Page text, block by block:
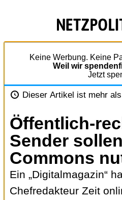
springen
Keine Werbung. Keine
Weil wir
Jetzt
Dieser Artikel ist mehr als
Öffentlich-
Sender
Commons
Ein „Digitalmagazin“
Chefredakteur Zeit